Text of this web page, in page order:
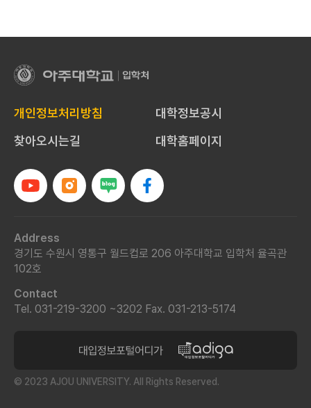
아
주
학
교
입
처
개인정보처리방침
대학정보공시
찾아오시는길
대학홈페이지
Address
경기도 수원시 영통구 월드컵로 206 아주대학교 입학처 율곡관
102호
Contact
Tel. 031-219-3200 ~3202 Fax. 031-213-5174
© 2023 AJOU UNIVERSITY. All Rights Reserved.